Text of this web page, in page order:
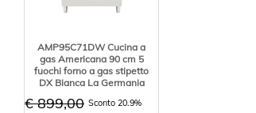
AMP95C71DW Cucina a
gas Americana 90 cm 5
fuochi forno a gas stipetto
DX Bianca La Germania
€ 899,00 Sconto 20.9%